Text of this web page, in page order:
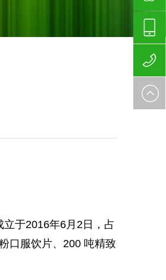
于2016年6月2日，占
口服饮片、200 吨精致
021-